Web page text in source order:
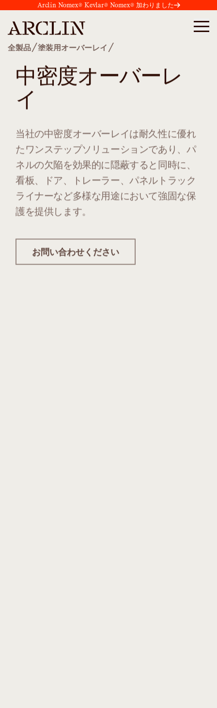
Arclin Nomex® Kevlar® Nomex® 加わりました
全製品/塗装用オーバーレイ /
中密度オーバーレ
イ
当社の中密度オーバーレイは耐久性に優れ
たワンステップソリューションであり、パ
ネルの欠陥を効果的に隠蔽すると同時に、
看板、ドア、トレーラー、パネルトラック
ライナーなど多様な用途において強固な保
護を提供します。
お問い合わせください